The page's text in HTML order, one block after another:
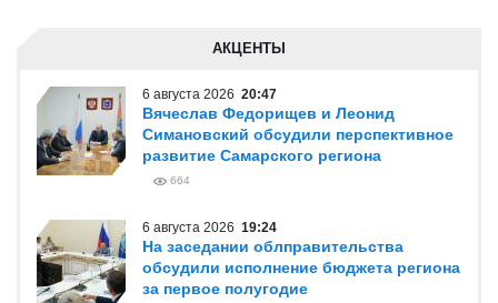
АКЦЕНТЫ
6 августа 2026 20:47
Вячеслав Федорищев и Леонид
Симановский обсудили перспективное
развитие Самарского региона
664
6 августа 2026 19:24
На заседании облправительства
обсудили исполнение бюджета региона
за первое полугодие